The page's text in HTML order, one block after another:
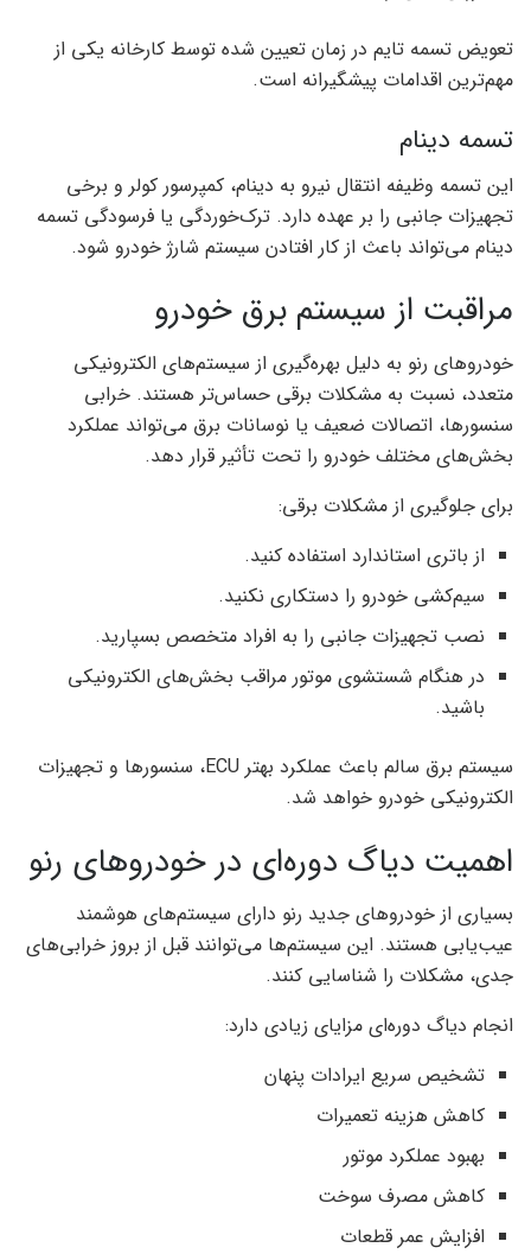
تعویض تسمه تایم در زمان تعیین شده توسط کارخانه یکی از
مهم‌ترین اقدامات پیشگیرانه است.
تسمه دینام
این تسمه وظیفه انتقال نیرو به دینام، کمپرسور کولر و برخی
تجهیزات جانبی را بر عهده دارد. ترک‌خوردگی یا فرسودگی تسمه
دینام می‌تواند باعث از کار افتادن سیستم شارژ خودرو شود.
مراقبت از سیستم برق خودرو
خودروهای رنو به دلیل بهره‌گیری از سیستم‌های الکترونیکی
متعدد، نسبت به مشکلات برقی حساس‌تر هستند. خرابی
سنسورها، اتصالات ضعیف یا نوسانات برق می‌تواند عملکرد
بخش‌های مختلف خودرو را تحت تأثیر قرار دهد.
برای جلوگیری از مشکلات برقی:
از باتری استاندارد استفاده کنید.
سیم‌کشی خودرو را دستکاری نکنید.
نصب تجهیزات جانبی را به افراد متخصص بسپارید.
در هنگام شستشوی موتور مراقب بخش‌های الکترونیکی
باشید.
سیستم برق سالم باعث عملکرد بهتر ECU، سنسورها و تجهیزات
الکترونیکی خودرو خواهد شد.
اهمیت دیاگ دوره‌ای در خودروهای رنو
بسیاری از خودروهای جدید رنو دارای سیستم‌های هوشمند
عیب‌یابی هستند. این سیستم‌ها می‌توانند قبل از بروز خرابی‌های
جدی، مشکلات را شناسایی کنند.
انجام دیاگ دوره‌ای مزایای زیادی دارد:
تشخیص سریع ایرادات پنهان
کاهش هزینه تعمیرات
بهبود عملکرد موتور
کاهش مصرف سوخت
افزایش عمر قطعات